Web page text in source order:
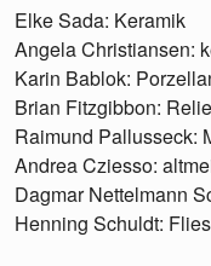
Elke Sada: Keramik
Angela Christiansen:
Karin Bablok:
Brian Fitzgibbon:
Raimund Pallusseck:
Andrea Cziesso:
Dagmar Nettelmann
Henning Schuldt: